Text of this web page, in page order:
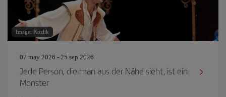
Image: Kozlik
07 may 2026 - 25 sep 2026
Jede Person, die man aus der Nähe sieht, ist ein
Monster